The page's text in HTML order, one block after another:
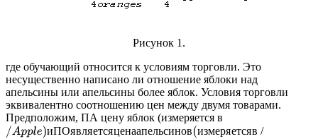
Рисунок 1.
где обучающий относится к условиям торговли. Это
несущественно написано ли отношение яблоки над
апельсины или апельсины более яблок. Условия торговли
эквивалентно соотношению цен между двумя товарами.
Предположим, ПА цену яблок (измеряется в
иПОявляетсяценаапельсинов измеряетсяв
/Apple)иПОявляетсяценаапельсинов(измеряетсяв /